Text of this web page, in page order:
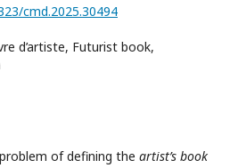
cmd.2025.30494
d’artiste, Futurist book,
of defining the artist’s book